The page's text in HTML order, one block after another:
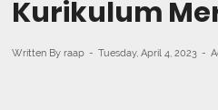
Kurikulum
Written By raap Tuesday, April 4, 2023